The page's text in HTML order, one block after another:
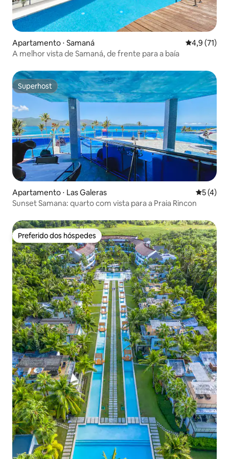
Apartamento ⋅ Samaná 4,9 de uma
4,9 (71)
A melhor vista de Samaná, de frente para a baía
Superhost
Superhost
Apartamento ⋅ Las Galeras 5 de
5 (4)
Sunset Samana: quarto com vista para a Praia Rincon
Preferido dos hóspedes
Preferido dos hóspedes